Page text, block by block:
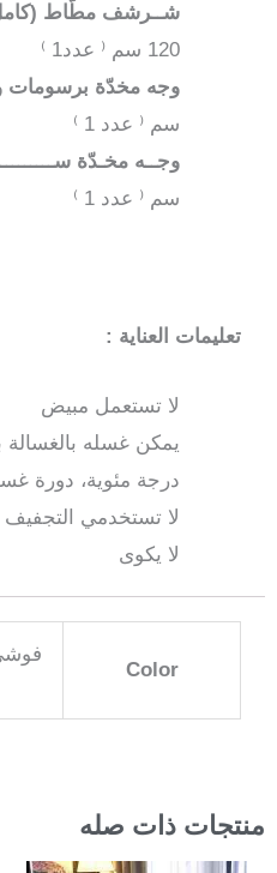
شــرشف مطّاط
120 سم ⁽ عدد1 ⁾
وجه مخدّة برسومات
سم ⁽ عدد 1 ⁾
وجــه مخـدّة
سم ⁽ عدد 1 ⁾
تعليمات العناية :
لا تستعمل مبيض
درجة مئوية، دورة
لا تستخدمي
لا يكوى
Color
منتجات ذات صله